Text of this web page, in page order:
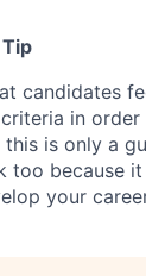
candidates
in
is only a
too because
your